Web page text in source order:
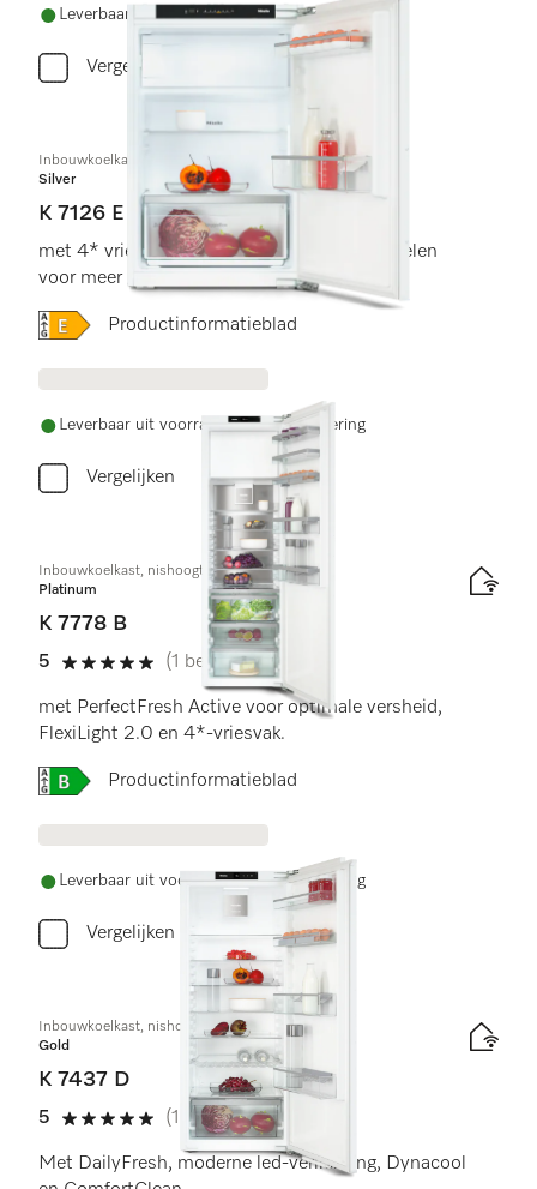
Leverbaar uit voorraad met gratis levering
Vergelijken
Inbouwkoelkast, nishoogte 88 cm
Silver
K 7126 E
met 4* vriesvak, led-verlichting en SuperKoelen
voor meer gemak.
Online Label Flag, Energielabel
Productinformatieblad
Leverbaar uit voorraad met gratis levering
Vergelijken
Inbouwkoelkast, nishoogte 178 cm
Platinum
K 7778 B
5
5 sterren op 5
(1 beoordeling)
met PerfectFresh Active voor optimale versheid,
FlexiLight 2.0 en 4*-vriesvak.
Online Label Flag, Energielabel
Productinformatieblad
Leverbaar uit voorraad met gratis levering
Vergelijken
Inbouwkoelkast, nishoogte 140 cm
Gold
K 7437 D
5
5 sterren op 5
(1 beoordeling)
Met DailyFresh, moderne led-verlichting, Dynacool